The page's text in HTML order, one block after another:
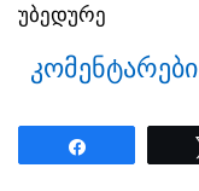
უბედურე
კომენტარები